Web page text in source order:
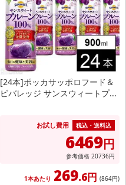
[24本]ポッカサッポロフード＆
ビバレッジ サンスウィートプ...
お試し費用 税込・送料込
6469円
参考価格 20736円
1本あたり 269.6円 (864円)